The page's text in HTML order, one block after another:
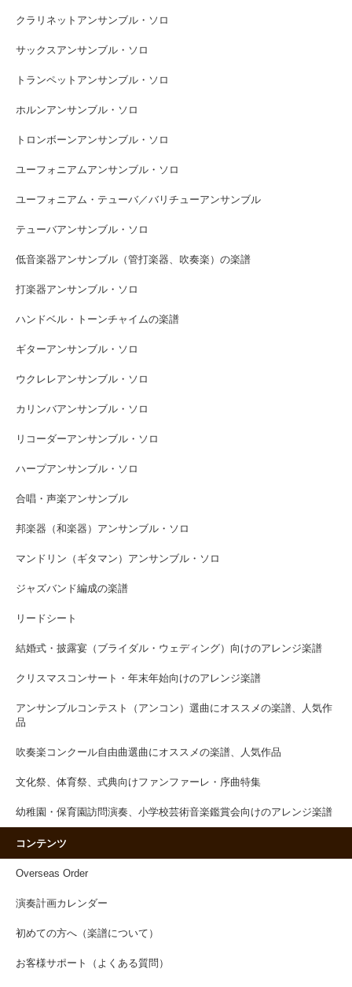
クラリネットアンサンブル・ソロ
サックスアンサンブル・ソロ
トランペットアンサンブル・ソロ
ホルンアンサンブル・ソロ
トロンボーンアンサンブル・ソロ
ユーフォニアムアンサンブル・ソロ
ユーフォニアム・テューバ／バリチューアンサンブル
テューバアンサンブル・ソロ
低音楽器アンサンブル（管打楽器、吹奏楽）の楽譜
打楽器アンサンブル・ソロ
ハンドベル・トーンチャイムの楽譜
ギターアンサンブル・ソロ
ウクレレアンサンブル・ソロ
カリンバアンサンブル・ソロ
リコーダーアンサンブル・ソロ
ハープアンサンブル・ソロ
合唱・声楽アンサンブル
邦楽器（和楽器）アンサンブル・ソロ
マンドリン（ギタマン）アンサンブル・ソロ
ジャズバンド編成の楽譜
リードシート
結婚式・披露宴（ブライダル・ウェディング）向けのアレンジ楽譜
クリスマスコンサート・年末年始向けのアレンジ楽譜
アンサンブルコンテスト（アンコン）選曲にオススメの楽譜、人気作
品
吹奏楽コンクール自由曲選曲にオススメの楽譜、人気作品
文化祭、体育祭、式典向けファンファーレ・序曲特集
幼稚園・保育園訪問演奏、小学校芸術音楽鑑賞会向けのアレンジ楽譜
コンテンツ
Overseas Order
演奏計画カレンダー
初めての方へ（楽譜について）
お客様サポート（よくある質問）